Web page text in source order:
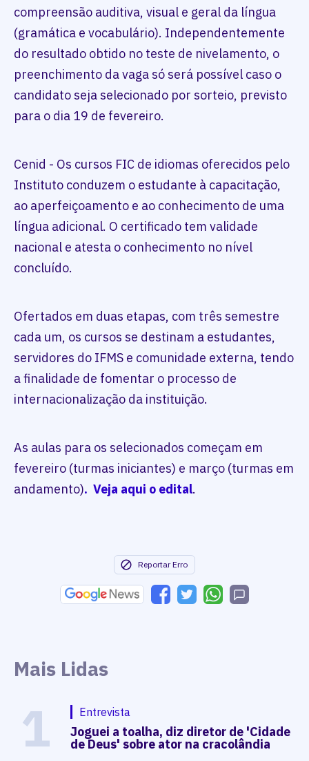
compreensão auditiva, visual e geral da língua
(gramática e vocabulário). Independentemente
do resultado obtido no teste de nivelamento, o
preenchimento da vaga só será possível caso o
candidato seja selecionado por sorteio, previsto
para o dia 19 de fevereiro.
Cenid - Os cursos FIC de idiomas oferecidos pelo
Instituto conduzem o estudante à capacitação,
ao aperfeiçoamento e ao conhecimento de uma
língua adicional. O certificado tem validade
nacional e atesta o conhecimento no nível
concluído.
Ofertados em duas etapas, com três semestre
cada um, os cursos se destinam a estudantes,
servidores do IFMS e comunidade externa, tendo
a finalidade de fomentar o processo de
internacionalização da instituição.
As aulas para os selecionados começam em
fevereiro (turmas iniciantes) e março (turmas em
andamento). Veja aqui o edital.
Reportar Erro
Mais Lidas
1 Entrevista
Joguei a toalha, diz diretor de 'Cidade
de Deus' sobre ator na cracolândia